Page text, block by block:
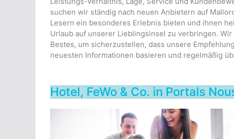
suchen wir ständig nach neuen Anbietern auf
Lesern ein besonderes Erlebnis bieten und ihnen
Urlaub auf unserer Lieblingsinsel zu verbringen.
Bestes, um sicherzustellen, dass unsere
neuesten Informationen basieren und regelmäßig
Hotel, FeWo & Co. in Portals